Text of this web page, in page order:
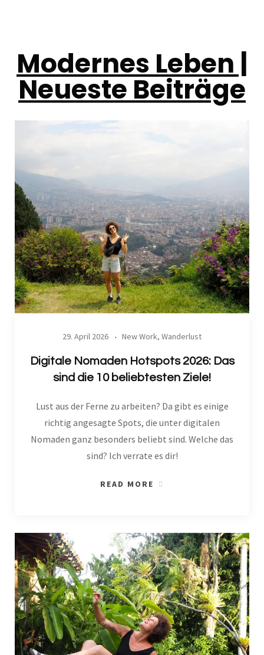
Modernes Leben |
Neueste Beiträge
29. April 2026 New Work, Wanderlust
Digitale Nomaden Hotspots 2026: Das
sind die 10 beliebtesten Ziele!
Lust aus der Ferne zu arbeiten? Da gibt es einige
richtig angesagte Spots, die unter digitalen
Nomaden ganz besonders beliebt sind. Welche das
sind? Ich verrate es dir!
READ MORE